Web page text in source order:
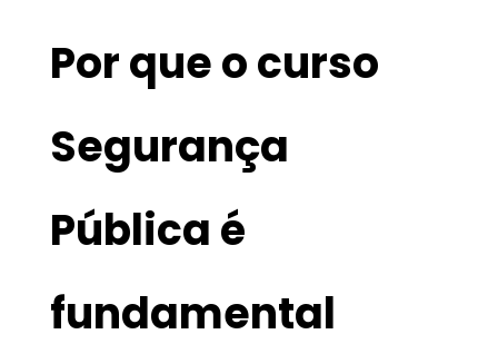
Por que o curso
Segurança
Pública é
fundamental